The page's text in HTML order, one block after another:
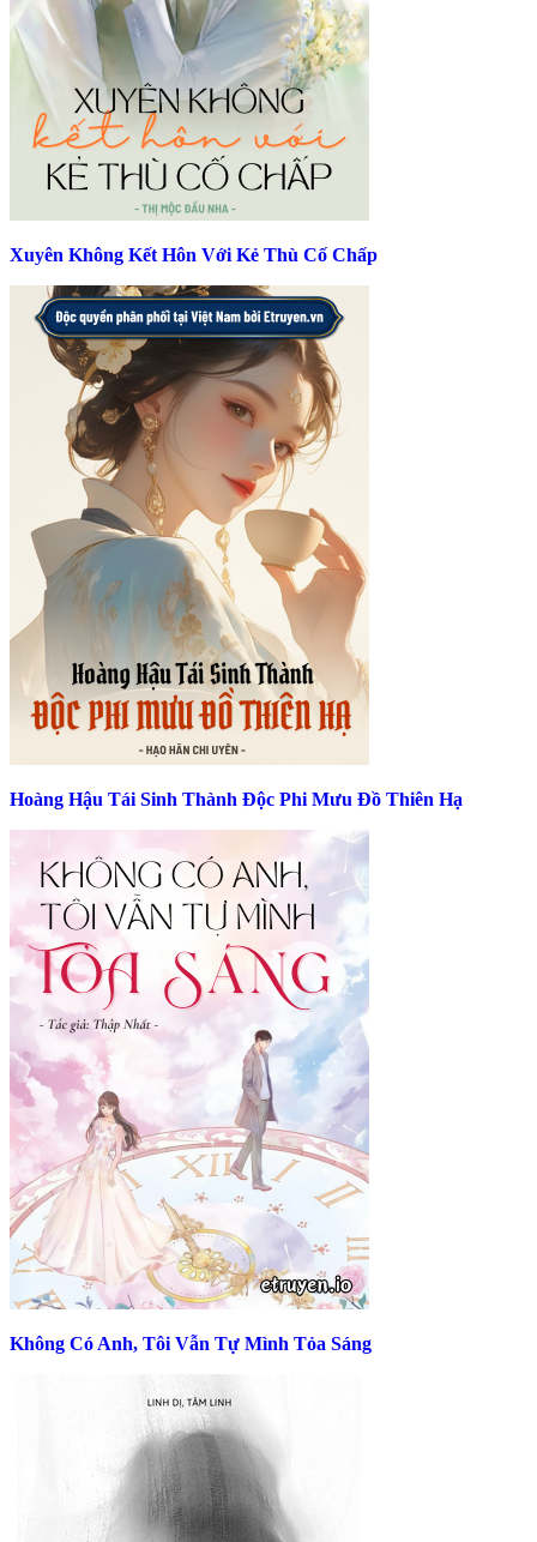
Xuyên Không Kết Hôn Với Kẻ Thù Cố Chấp
Hoàng Hậu Tái Sinh Thành Độc Phi Mưu Đồ Thiên Hạ
Không Có Anh, Tôi Vẫn Tự Mình Tỏa Sáng